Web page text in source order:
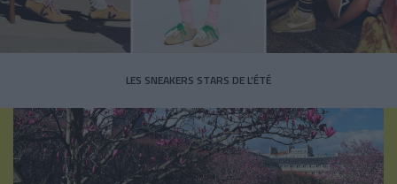
LES SNEAKERS STARS DE L’ÉTÉ